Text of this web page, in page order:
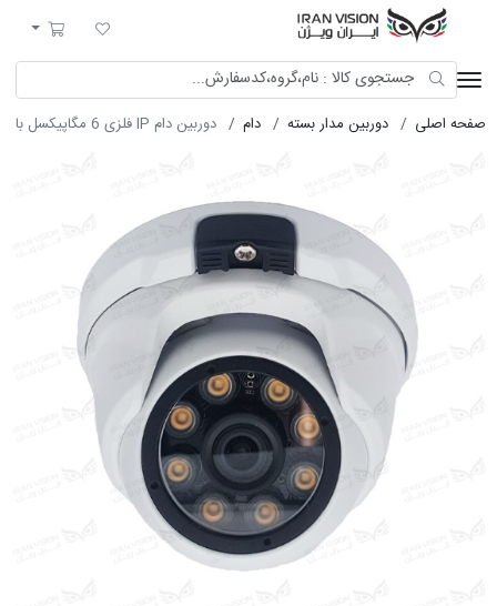
لیست مورد علاقه
سبد خرید
صفحه اصلی دوربین مدار بسته دام دوربین دام IP فلزی 6 مگاپیکسل با لنز 3.6 استارلایت شب رنگی